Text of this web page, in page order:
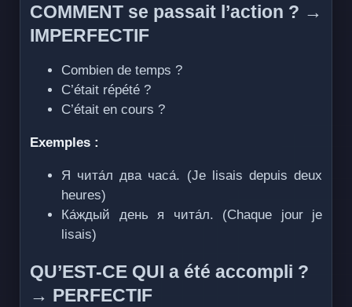
COMMENT se passait l’action ? →
IMPERFECTIF
Combien de temps ?
C’était répété ?
C’était en cours ?
Exemples :
Я чита́л два часа́. (Je lisais depuis deux
heures)
Ка́ждый день я чита́л. (Chaque jour je
lisais)
QU’EST-CE QUI a été accompli ?
→ PERFECTIF